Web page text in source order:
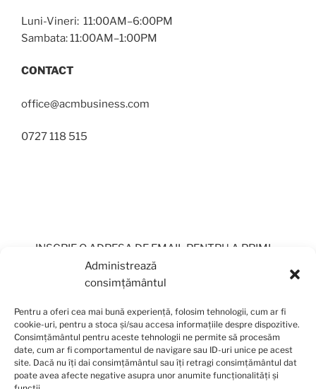
Administrează
consimțământul
Pentru a oferi cea mai bună experiență, folosim tehnologii, cum ar fi
cookie-uri, pentru a stoca și/sau accesa informațiile despre dispozitive.
Consimțământul pentru aceste tehnologii ne permite să procesăm
date, cum ar fi comportamentul de navigare sau ID-uri unice pe acest
site. Dacă nu îți dai consimțământul sau îți retragi consimțământul dat
poate avea afecte negative asupra unor anumite funcționalități și
Luni-Vineri: 11:00AM–6:00PM
Sambata: 11:00AM–1:00PM
CONTACT
office@acmbusiness.com
0727 118 515
INSCRIE O ADRESA DE EMAIL PENTRU A PRIMI
PERIODIC OFERTE